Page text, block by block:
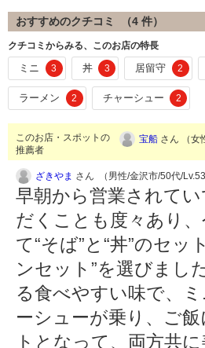
おすすめのクチコミ （4 件）
クチコミからみる、このお店の特長
ミニ 3 丼 3 居留守 2
ラーメン 2 チャーシュー 2
このお店・スポットの
推薦者
宝船 さん （女
ざきやま さん （男性/金沢市/50代/Lv.53
早朝から営業されて
だくことも度々あり
て“そば”と“丼”のセ
ンセット”を選びまし
る食べやすい味で、
ーシューが乗り、ご
トとなって、両方共